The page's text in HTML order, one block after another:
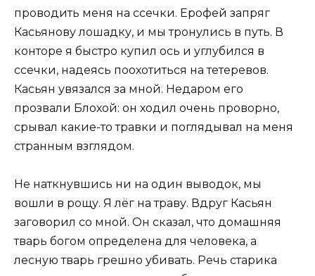
проводить меня на ссечки. Ерофей запряг
Касьянову лошадку, и мы тронулись в путь. В
конторе я быстро купил ось и углубился в
ссечки, надеясь поохотиться на тетеревов.
Касьян увязался за мной. Недаром его
прозвали Блохой: он ходил очень проворно,
срывал какие-то травки и поглядывал на меня
странным взглядом.
Не наткнувшись ни на один выводок, мы
вошли в рощу. Я лёг на траву. Вдруг Касьян
заговорил со мной. Он сказал, что домашняя
тварь богом определена для человека, а
лесную тварь грешно убивать. Речь старика